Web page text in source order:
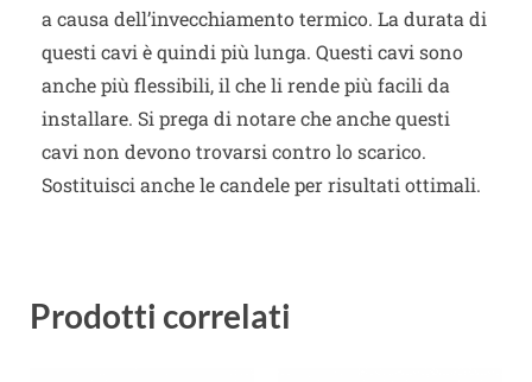
a causa dell’invecchiamento termico. La durata di
questi cavi è quindi più lunga. Questi cavi sono
anche più flessibili, il che li rende più facili da
installare. Si prega di notare che anche questi
cavi non devono trovarsi contro lo scarico.
Sostituisci anche le candele per risultati ottimali.
Prodotti correlati